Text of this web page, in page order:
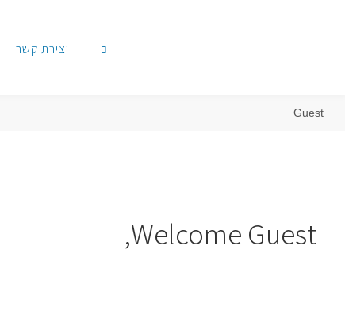
יצירת קשר
Guest
Welcome Guest,